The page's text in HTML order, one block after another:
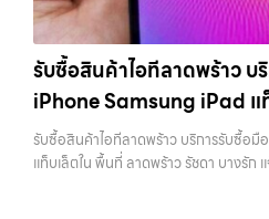
รับซื้อสินค้าไอทีลาดพร้าว บ
iPhone Samsung iPad แ
ลาดพร้าว รัชดา บางรัก แจ้
รามอินทรา พร้อมจ่ายเงินทั
รับซื้อสินค้าไอทีลาดพร้าว บริการรับซื้อ
แท็บเล็ตใน พื้นที่ ลาดพร้าว รัชดา บางรัก